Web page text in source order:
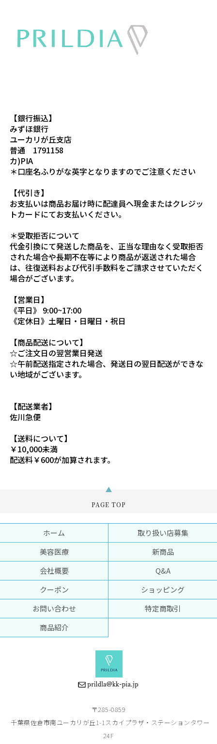
【銀行振込】
みずほ銀行
ユーカリが丘支店
普通 1791158
カ)PIA
＊口座名ふりがな英字となりますのでご注意ください
【代引き】
お支払いは商品お届け時に配達員へ現金またはクレジッ
トカードにてお支払いください。
＊受取拒否について
代金引換にて発送した商品を、正当な理由なく受取拒否
された場合や長期不在等により商品が返送された場合
は、往復送料および代引手数料をご請求させていただく
場合がございます。
【営業日】
《平日》 9:00~17:00
《定休日》土曜日・日曜日・祝日
【商品配送について】
☆ご注文日の翌営業日発送
☆午前配送指定された場合、発送日の翌日配送ができな
い地域がございます。
【配送業者】
佐川急便
【送料について】
￥10,000未満
配送料￥600が加算されます。
PAGE TOP
ホーム
取り扱い店募集
美容医療
新商品
会社概要
Q&A
クーポン
ショッピング
お問い合わせ
特定商取引
商品紹介
〒285-0859
千葉県佐倉市南ユーカリが丘1-1スカイプラザ・ステーションタワー
24F